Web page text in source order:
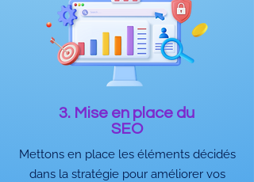
3. Mise en place du
SEO
Mettons en place les éléments décidés
dans la stratégie pour améliorer vos